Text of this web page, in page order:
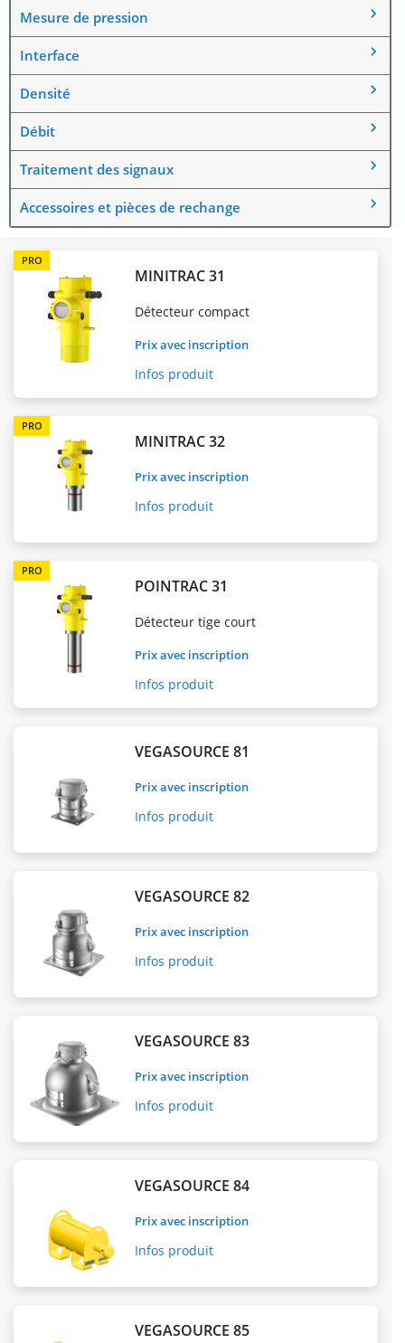
Mesure de pression
Interface
Densité
Débit
Traitement des signaux
Accessoires et pièces de rechange
PRO
MINITRAC 31
Détecteur compact
Prix avec inscription
Infos produit
PRO
MINITRAC 32
Prix avec inscription
Infos produit
PRO
POINTRAC 31
Détecteur tige court
Prix avec inscription
Infos produit
VEGASOURCE 81
Prix avec inscription
Infos produit
VEGASOURCE 82
Prix avec inscription
Infos produit
VEGASOURCE 83
Prix avec inscription
Infos produit
VEGASOURCE 84
Prix avec inscription
Infos produit
VEGASOURCE 85